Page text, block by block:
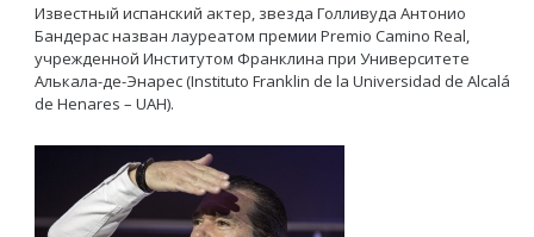
Известный испанский актер, звезда Голливуда Антонио
Бандерас назван лауреатом премии Premio Camino Real,
учрежденной Институтом Франклина при Университете
Алькала-де-Энарес (Instituto Franklin de la Universidad de Alcalá
de Henares – UAH).